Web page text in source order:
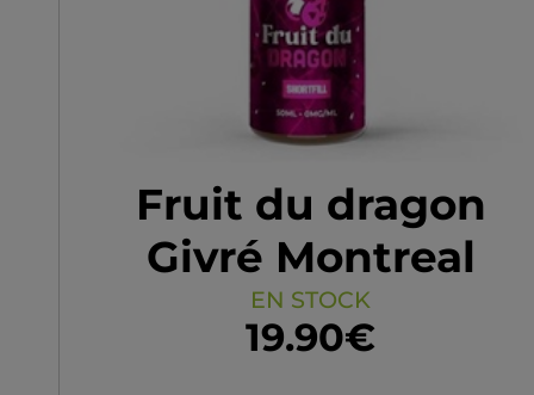
offrant une vape à la fois
gourmande, désaltérante
plein de vivacité !
Fruit du dragon
Givré Montreal
Original - Arôme
Boosté
EN STOCK
19.90€